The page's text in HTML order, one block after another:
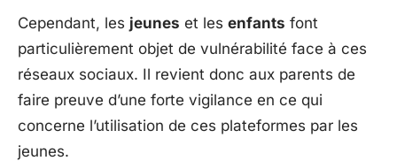
Cependant, les jeunes et les enfants font
particulièrement objet de vulnérabilité face à ces
réseaux sociaux. Il revient donc aux parents de
faire preuve d’une forte vigilance en ce qui
concerne l’utilisation de ces plateformes par les
jeunes.